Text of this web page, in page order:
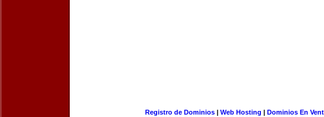
Registro de Dominios| Web Hosting | Dominios En